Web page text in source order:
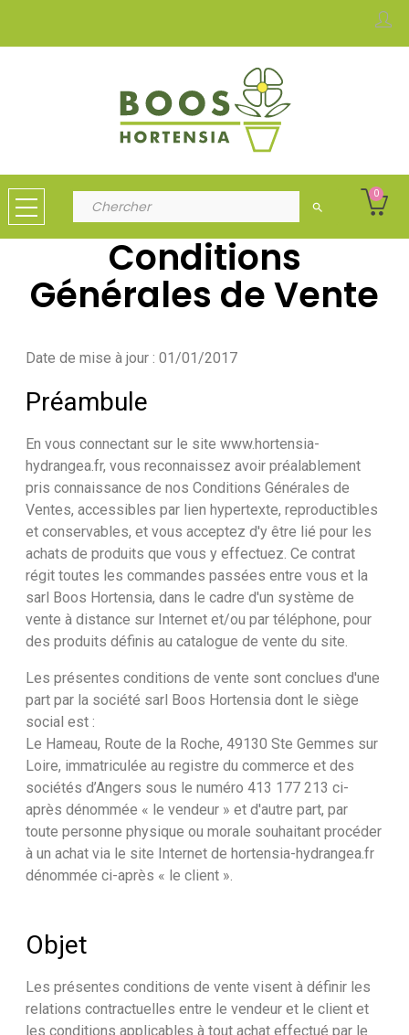
search
0
Conditions
Générales de Vente
Date de mise à jour : 01/01/2017
Préambule
En vous connectant sur le site www.hortensia-
hydrangea.fr, vous reconnaissez avoir préalablement
pris connaissance de nos Conditions Générales de
Ventes, accessibles par lien hypertexte, reproductibles
et conservables, et vous acceptez d'y être lié pour les
achats de produits que vous y effectuez. Ce contrat
régit toutes les commandes passées entre vous et la
sarl Boos Hortensia, dans le cadre d'un système de
vente à distance sur Internet et/ou par téléphone, pour
des produits définis au catalogue de vente du site.
Les présentes conditions de vente sont conclues d'une
part par la société sarl Boos Hortensia dont le siège
social est :
Le Hameau, Route de la Roche, 49130 Ste Gemmes sur
Loire, immatriculée au registre du commerce et des
sociétés d’Angers sous le numéro 413 177 213 ci-
après dénommée « le vendeur » et d'autre part, par
toute personne physique ou morale souhaitant procéder
à un achat via le site Internet de hortensia-hydrangea.fr
dénommée ci-après « le client ».
Objet
Les présentes conditions de vente visent à définir les
relations contractuelles entre le vendeur et le client et
les conditions applicables à tout achat effectué par le